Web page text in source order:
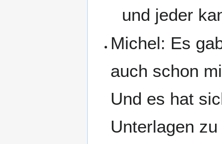
und jeder
Michel: Es
auch schon
Und es hat
Unterlagen